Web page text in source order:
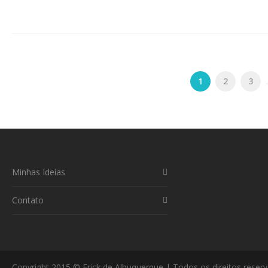
1 2 3
Minhas Ideias
Contato